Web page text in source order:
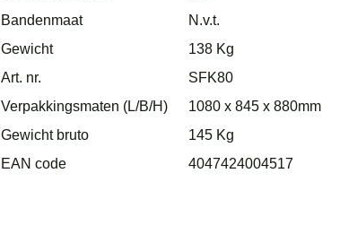
Bandenmaat
N.v.t.
Gewicht
138 Kg
Art. nr.
SFK80
Verpakkingsmaten (L/B/H)
1080 x 845 x 880mm
Gewicht bruto
145 Kg
EAN code
4047424004517